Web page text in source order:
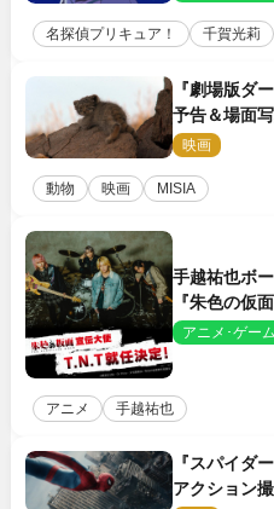
名探偵プリキュア！ 千賀光莉
『劇場版ダ
予告＆場面
の赤ちゃんが
映画
動物 映画 MISIA
手越祐也ボ
『朱色の仮
アニメ･ゲーム
アニメ 手越祐也
『スパイダ
アクション